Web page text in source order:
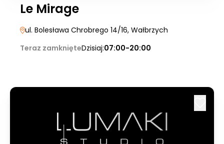
Le Mirage
ul. Bolesława Chrobrego 14/16, Wałbrzych
Teraz zamknięteDzisiaj:07:00-20:00